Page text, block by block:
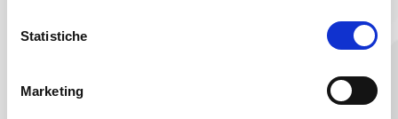
Statistiche
Marketing